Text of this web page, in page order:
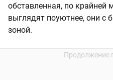
обставленная, по крайней
выглядят поуютнее, они с
зоной.